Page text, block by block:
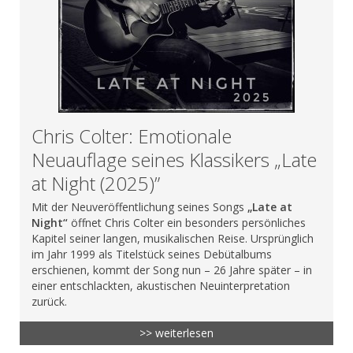
Chris Colter: Emotionale
Neuauflage seines Klassikers „Late
at Night (2025)”
Mit der Neuveröffentlichung seines Songs „Late at
Night“ öffnet Chris Colter ein besonders persönliches
Kapitel seiner langen, musikalischen Reise. Ursprünglich
im Jahr 1999 als Titelstück seines Debütalbums
erschienen, kommt der Song nun – 26 Jahre später – in
einer entschlackten, akustischen Neuinterpretation
zurück.
>> weiterlesen